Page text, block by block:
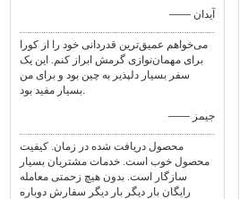
—— آيدان
می‌خواهم عمیق‌ترین قدردانی خود را از کورا
برای مهمان‌نوازی گرمش ابراز کنم. این یک
سفر بسیار دلپذیر به چین بود و برای من
بسیار مفید بود.
—— جیمز
محصول دریافت شده در زمان. کیفیت
محصول خوب است. خدمات مشتریان بسیار
سازگار است. بدون هیچ زحمتی معامله
رایگان بار دیگر بار دیگر سفارش دوباره